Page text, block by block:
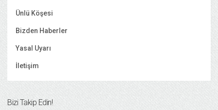
Ünlü Köşesi
Bizden Haberler
Yasal Uyarı
İletişim
Bizi Takip Edin!